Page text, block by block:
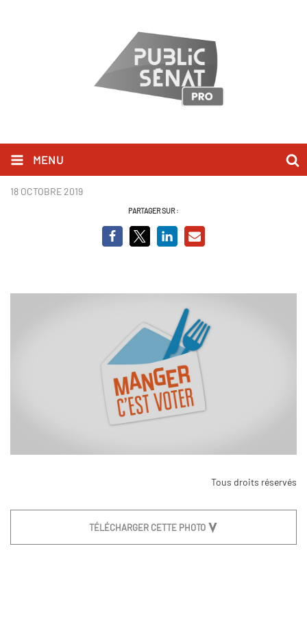
MENU
Manger c'est voter
18 OCTOBRE 2019
PARTAGER SUR :
Tous droits réservés
TÉLÉCHARGER CETTE PHOTO